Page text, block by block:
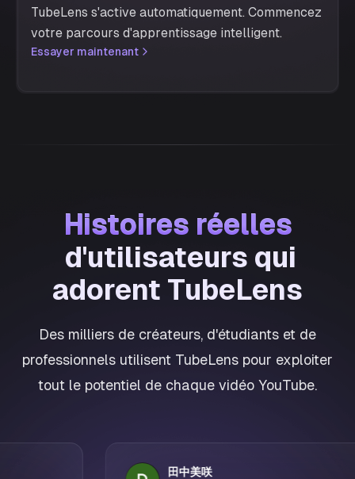
TubeLens s'active automatiquement. Commencez
votre parcours d'apprentissage intelligent.
Essayer maintenant
Histoires réelles
Histoires réelles
d'utilisateurs qui
adorent TubeLens
Des milliers de créateurs, d'étudiants et de
professionnels utilisent TubeLens pour exploiter
tout le potentiel de chaque vidéo YouTube.